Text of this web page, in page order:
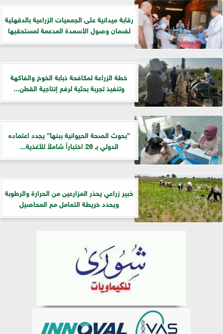
رقابة ميدانية على الجمعيات الزراعية بالدقهلية
لضمان وصول الأسمدة المدعمة لمستحقيها
خطة الزراعة لمكافحة ذبابة الخوخ والفاكهة
وتنفيذ تجربة بحثية لرفع إنتاجية القطن...
”بحوث الصحة الحيوانية ببنها” يجدد اعتماده
الدولي بـ 26 اختباراً شاملاً للأغذية...
خبير زراعي يحذر المزارعين من الحرارة والرطوبة
ويحدد خريطة التعامل مع المحاصيل